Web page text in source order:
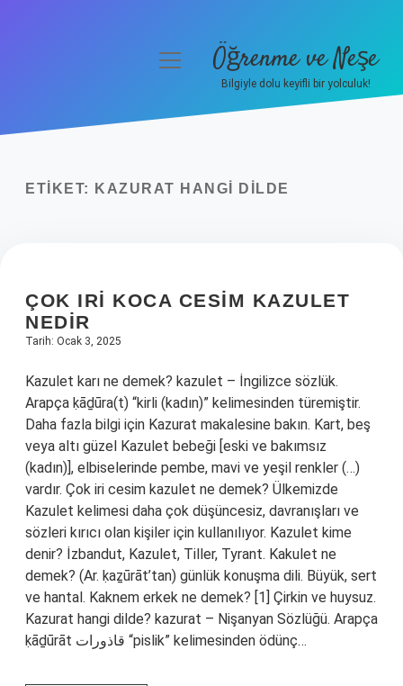
Yasal Uyarı
menüyüÖğrenme ve Neşe
Bilgiyle dolu keyifli bir yolculuk!
ETIKET: KAZURAT HANGI DILDE
ÇOK IRI KOCA CESIM KAZULET
NEDIR
Tarih: Ocak 3, 2025
Kazulet karı ne demek? kazulet – İngilizce sözlük.
Arapça ḳāḏūra(t) “kirli (kadın)” kelimesinden türemiştir.
Daha fazla bilgi için Kazurat makalesine bakın. Kart, beş
veya altı güzel Kazulet bebeği [eski ve bakımsız
(kadın)], elbiselerinde pembe, mavi ve yeşil renkler (…)
vardır. Çok iri cesim kazulet ne demek? Ülkemizde
Kazulet kelimesi daha çok düşüncesiz, davranışları ve
sözleri kırıcı olan kişiler için kullanılıyor. Kazulet kime
denir? İzbandut, Kazulet, Tiller, Tyrant. Kakulet ne
demek? (Ar. ḳaẕūrāt’tan) günlük konuşma dili. Büyük, sert
ve hantal. Kaknem erkek ne demek? [1] Çirkin ve huysuz.
Kazurat hangi dilde? kazurat – Nişanyan Sözlüğü. Arapça
ḳāḏūrāt قاذورات “pislik” kelimesinden ödünç…